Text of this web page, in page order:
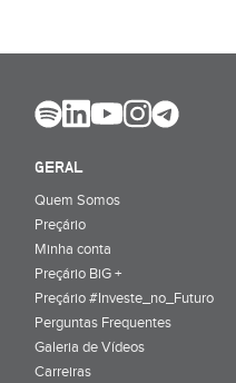
GERAL
Quem Somos
Preçário
Minha conta
Preçário BiG +
Preçário #Investe_no_Futuro
Perguntas Frequentes
Galeria de Vídeos
Carreiras